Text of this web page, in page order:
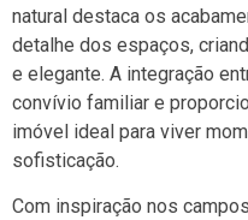
natural destaca os
detalhe dos espaços,
e elegante. A integração
convívio familiar e
imóvel ideal para viver
sofisticação.
Com inspiração nos